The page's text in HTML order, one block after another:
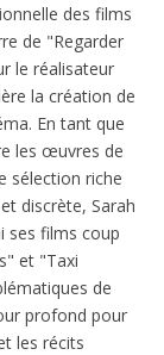
des films
de "Regarder
le réalisateur
la création de
En tant que
les œuvres de
sélection riche
discrète, Sarah
ses films coup
et "Taxi
de
profond pour
les récits